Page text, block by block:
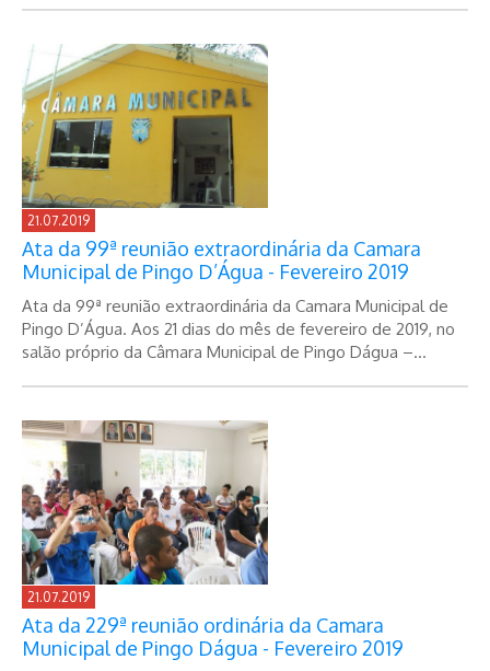
21.07.2019
Ata da 99ª reunião extraordinária da Camara
Municipal de Pingo D’Água - Fevereiro 2019
Ata da 99ª reunião extraordinária da Camara Municipal de
Pingo D’Água. Aos 21 dias do mês de fevereiro de 2019, no
salão próprio da Câmara Municipal de Pingo Dágua –...
21.07.2019
Ata da 229ª reunião ordinária da Camara
Municipal de Pingo Dágua - Fevereiro 2019